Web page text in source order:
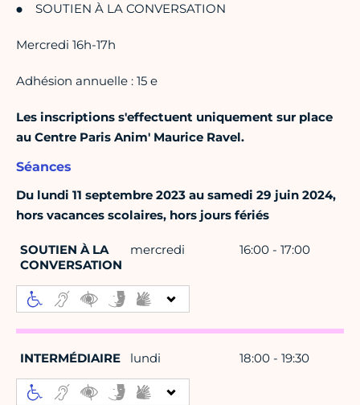
SOUTIEN À LA CONVERSATION
Mercredi 16h-17h
Adhésion annuelle : 15 e
Les inscriptions s'effectuent uniquement sur place
au Centre Paris Anim' Maurice Ravel.
Séances
Du lundi 11 septembre 2023 au samedi 29 juin 2024,
hors vacances scolaires, hors jours fériés
SOUTIEN À LA
CONVERSATION
mercredi 16:00 - 17:00
INTERMÉDIAIRE lundi 18:00 - 19:30